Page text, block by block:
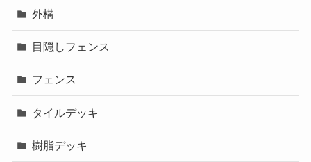
外構
目隠しフェンス
フェンス
タイルデッキ
樹脂デッキ